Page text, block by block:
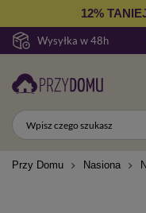
Wysyłka w 48h
12%
Przy Domu Nasiona